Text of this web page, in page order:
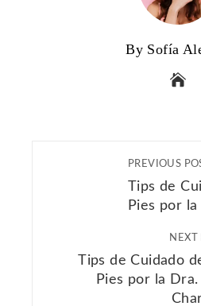
By Sofía
PREVIOUS
Tips de
Pies por
NEXT
Tips de Cuidado
Pies por la Dra.